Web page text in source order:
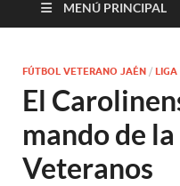
MENÚ PRINCIPAL
FÚTBOL VETERANO JAÉN / LIGA
El
mando de
Veteranos